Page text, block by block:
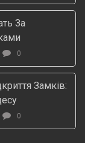
За
0
Замків:
0